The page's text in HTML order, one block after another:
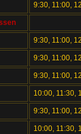
9:30, 11:00,
9:30, 11:00,
9:30, 11:00,
9:30, 11:00,
10:00, 11:30,
9:30, 11:00,
10:00, 11:30,